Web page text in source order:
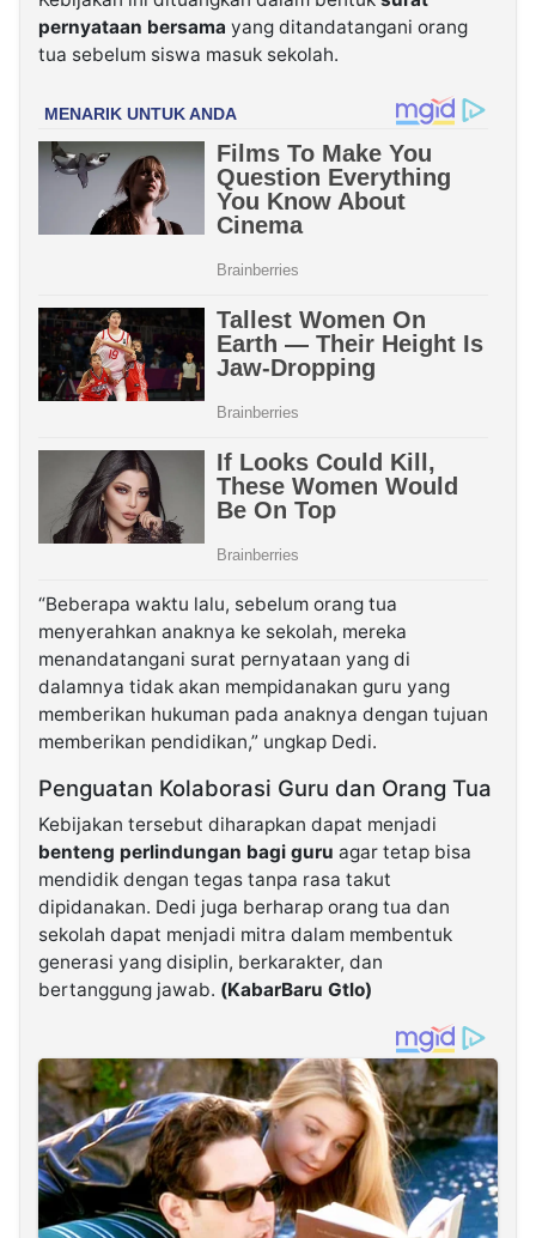
pernyataan bersama yang ditandatangani orang
tua sebelum siswa masuk sekolah.
“Beberapa waktu lalu, sebelum orang tua
menyerahkan anaknya ke sekolah, mereka
menandatangani surat pernyataan yang di
dalamnya tidak akan mempidanakan guru yang
memberikan hukuman pada anaknya dengan tujuan
memberikan pendidikan,” ungkap Dedi.
Penguatan Kolaborasi Guru dan Orang Tua
Kebijakan tersebut diharapkan dapat menjadi
benteng perlindungan bagi guru agar tetap bisa
mendidik dengan tegas tanpa rasa takut
dipidanakan. Dedi juga berharap orang tua dan
sekolah dapat menjadi mitra dalam membentuk
generasi yang disiplin, berkarakter, dan
bertanggung jawab. (KabarBaru Gtlo)